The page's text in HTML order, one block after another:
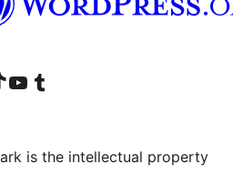
ziyaret edin
YouTube kanalımızı ziyaret edinTumblr hesabımızı ziyaret edin
is the intellectual property